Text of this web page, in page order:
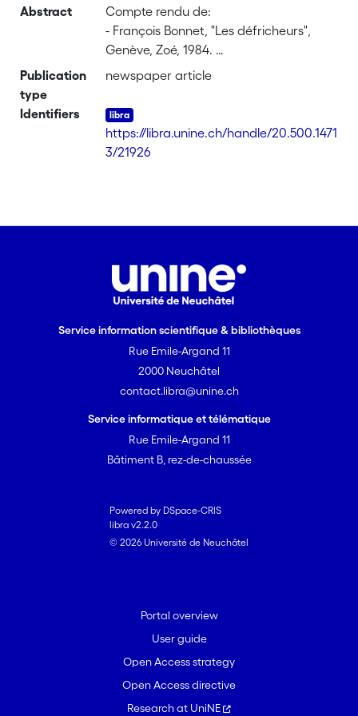
Abstract
Compte rendu de:
- François Bonnet, "Les défricheurs",
Genève, Zoé, 1984.
- Roger Favre, "Monsieur Hippo cherche
1984.
Publication
type
newspaper article
Identifiers
https://libra.unine.ch/handle/20.500.1471
3/21926
Service information scientifique & bibliothèques
Rue Emile-Argand 11
2000 Neuchâtel
contact.libra@unine.ch
Service informatique et télématique
Rue Emile-Argand 11
Bâtiment B, rez-de-chaussée
Powered by DSpace-CRIS
libra v2.2.0
© 2026 Université de Neuchâtel
Portal overview
User guide
Open Access strategy
Open Access directive
Research at UniNE